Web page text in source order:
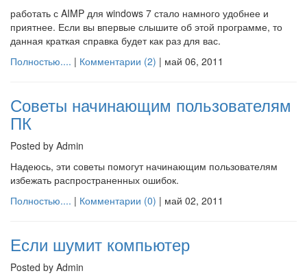
работать с AIMP для windows 7 стало намного удобнее и
приятнее. Если вы впервые слышите об этой программе, то
данная краткая справка будет как раз для вас.
Полностью.... | Комментарии (2) | май 06, 2011
Советы начинающим пользователям
ПК
Posted by Admin
Надеюсь, эти советы помогут начинающим пользователям
избежать распространенных ошибок.
Полностью.... | Комментарии (0) | май 02, 2011
Если шумит компьютер
Posted by Admin